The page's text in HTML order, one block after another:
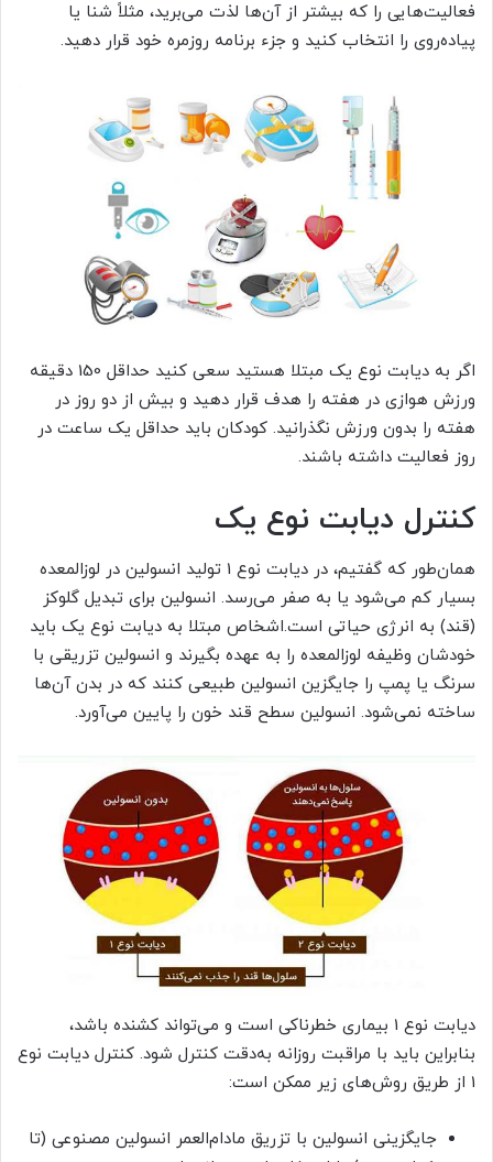
فعالیت‌هایی را که بیشتر از آن‌ها لذت می‌برید، مثلاً شنا یا
پیاده‌روی را انتخاب کنید و جزء برنامه روزمره خود قرار دهید.
اگر به دیابت نوع یک مبتلا هستید سعی کنید حداقل 150 دقیقه
ورزش هوازی در هفته را هدف قرار دهید و بیش از دو روز در
هفته را بدون ورزش نگذرانید. کودکان باید حداقل یک ساعت در
روز فعالیت داشته باشند.
کنترل دیابت نوع یک
همان‌طور که گفتیم، در دیابت نوع 1 تولید انسولین در لوزالمعده
بسیار کم می‌شود یا به صفر می‌رسد. انسولین برای تبدیل گلوکز
(قند) به انرژی حیاتی است.اشخاص مبتلا به دیابت نوع یک باید
خودشان وظیفه لوزالمعده را به عهده بگیرند و انسولین تزریقی با
سرنگ یا پمپ را جایگزین انسولین طبیعی کنند که در بدن آن‌ها
ساخته نمی‌شود. انسولین سطح قند خون را پایین می‌آورد.
دیابت نوع 1 بیماری خطرناکی است و می‌تواند کشنده باشد،
بنابراین باید با مراقبت روزانه به‌دقت کنترل شود. کنترل دیابت نوع
1 از طریق روش‌های زیر ممکن است:
جایگزینی انسولین با تزریق مادام‌العمر انسولین مصنوعی (تا